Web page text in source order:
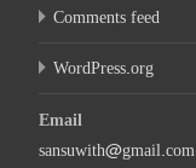
Comments feed
WordPress.org
Email
sansuwith@gmail.com